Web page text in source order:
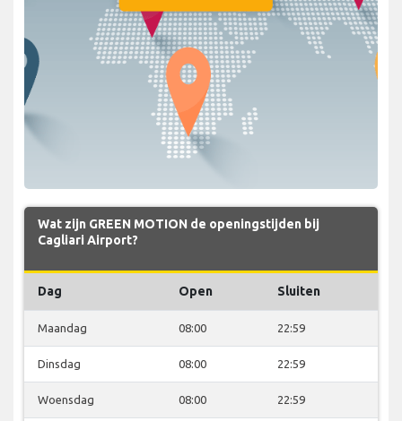
Wat zijn GREEN MOTION de openingstijden bij
Cagliari Airport?
Dag Open Sluiten
Maandag 08:00 22:59
Dinsdag 08:00 22:59
Woensdag 08:00 22:59